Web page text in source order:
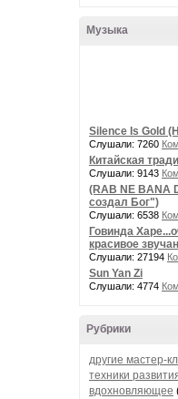
Музыка
Silence Is Gold
Слушали: 7260
Китайская
Слушали: 9143
(RAB NE BANA
создал Бог")
Слушали: 6538
Говинда
красивое
Слушали: 27194
Sun Yan Zi
Слушали: 4774
Рубрики
другие мастер-
техники
вдохновляющее